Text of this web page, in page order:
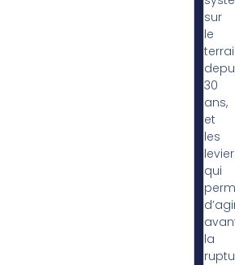
sur
le
30
ans,
et
les
qui
la